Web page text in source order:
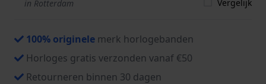
in Rotterdam
Vergelijk
100% originele merk horlogebanden
Horloges gratis verzonden vanaf €50
Retourneren binnen 30 dagen